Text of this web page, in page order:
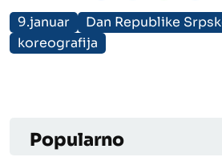
9.januar Dan Republike
koreografija
Popularno